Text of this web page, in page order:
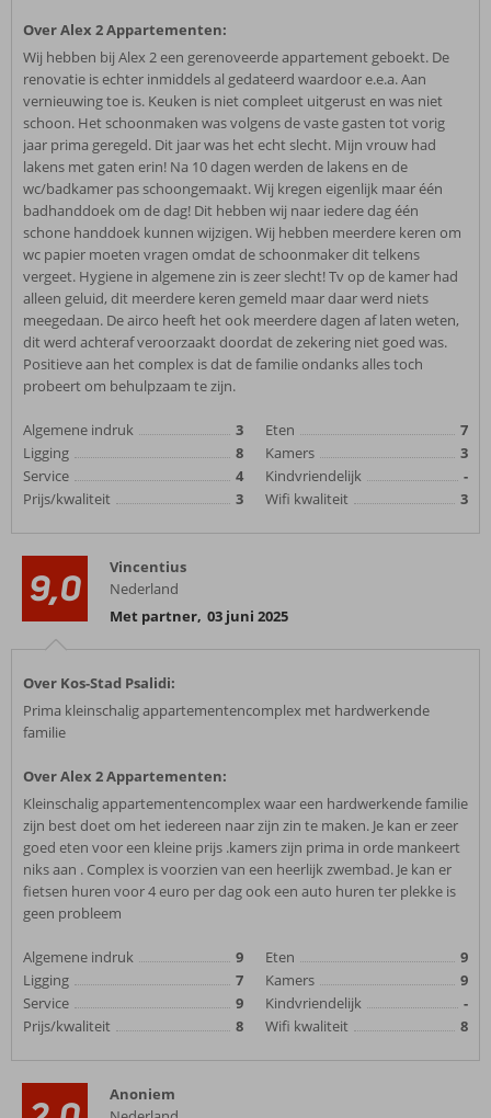
Over Alex 2 Appartementen:
Wij hebben bij Alex 2 een gerenoveerde appartement geboekt. De
renovatie is echter inmiddels al gedateerd waardoor e.e.a. Aan
vernieuwing toe is. Keuken is niet compleet uitgerust en was niet
schoon. Het schoonmaken was volgens de vaste gasten tot vorig
jaar prima geregeld. Dit jaar was het echt slecht. Mijn vrouw had
lakens met gaten erin! Na 10 dagen werden de lakens en de
wc/badkamer pas schoongemaakt. Wij kregen eigenlijk maar één
badhanddoek om de dag! Dit hebben wij naar iedere dag één
schone handdoek kunnen wijzigen. Wij hebben meerdere keren om
wc papier moeten vragen omdat de schoonmaker dit telkens
vergeet. Hygiene in algemene zin is zeer slecht! Tv op de kamer had
alleen geluid, dit meerdere keren gemeld maar daar werd niets
meegedaan. De airco heeft het ook meerdere dagen af laten weten,
dit werd achteraf veroorzaakt doordat de zekering niet goed was.
Positieve aan het complex is dat de familie ondanks alles toch
probeert om behulpzaam te zijn.
Algemene indruk
3
Ligging
8
Service
4
Prijs/kwaliteit
3
Eten
7
Kamers
3
Kindvriendelijk
-
Wifi kwaliteit
3
9,0
Vincentius
Nederland
Met partner, 03 juni 2025
Over Kos-Stad Psalidi:
Prima kleinschalig appartementencomplex met hardwerkende
familie
Over Alex 2 Appartementen:
Kleinschalig appartementencomplex waar een hardwerkende familie
zijn best doet om het iedereen naar zijn zin te maken. Je kan er zeer
goed eten voor een kleine prijs .kamers zijn prima in orde mankeert
niks aan . Complex is voorzien van een heerlijk zwembad. Je kan er
fietsen huren voor 4 euro per dag ook een auto huren ter plekke is
geen probleem
Algemene indruk
9
Ligging
7
Service
9
Prijs/kwaliteit
8
Eten
9
Kamers
9
Kindvriendelijk
-
Wifi kwaliteit
8
Anoniem